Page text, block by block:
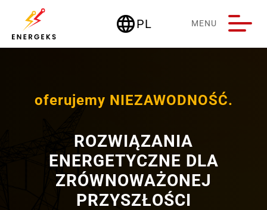
languagePL
Deutschland MENU
ROZWIĄZANIA
ENERGETYCZNE DLA
ZRÓWNOWAŻONEJ
PRZYSZŁOŚCI
oferujemy NIEZAWODNOŚĆ.